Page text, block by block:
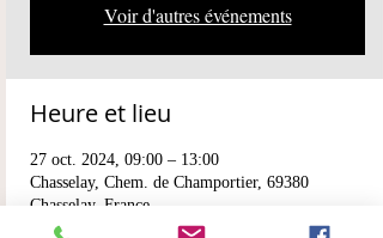
Voir d'autres événements
Heure et lieu
27 oct. 2024, 09:00 – 13:00
Chasselay, Chem. de Champortier, 69380
Chasselay, France